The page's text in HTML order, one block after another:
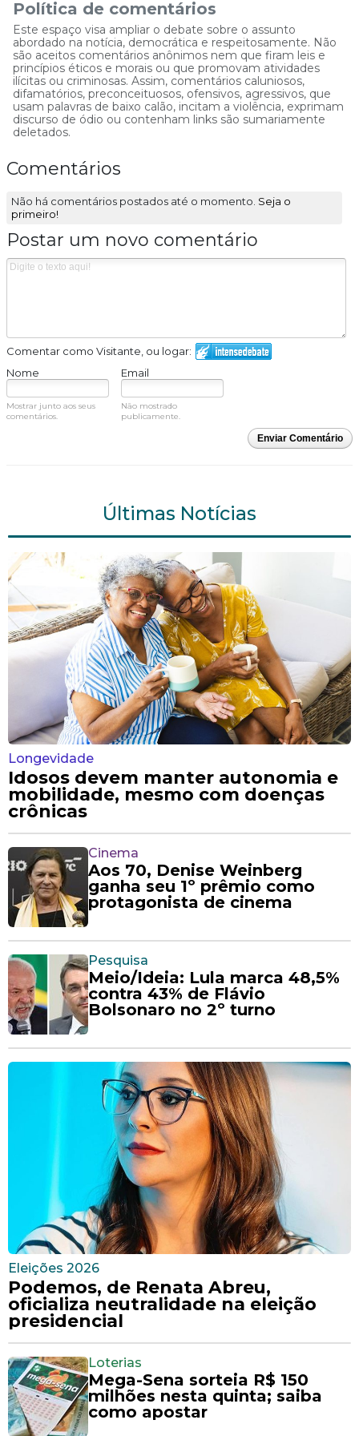
Política de comentários
Este espaço visa ampliar o debate sobre o assunto
abordado na notícia, democrática e respeitosamente. Não
são aceitos comentários anônimos nem que firam leis e
princípios éticos e morais ou que promovam atividades
ilícitas ou criminosas. Assim, comentários caluniosos,
difamatórios, preconceituosos, ofensivos, agressivos, que
usam palavras de baixo calão, incitam a violência, exprimam
discurso de ódio ou contenham links são sumariamente
deletados.
Comentários
Não há comentários postados até o momento. Seja o
primeiro!
Postar um novo comentário
Comentar como Visitante, ou logar:
Nome
Email
Mostrar junto aos seus
comentários.
Não mostrado
publicamente.
Enviar Comentário
Últimas Notícias
Longevidade
Idosos devem manter autonomia e
mobilidade, mesmo com doenças
crônicas
Cinema
Aos 70, Denise Weinberg
ganha seu 1º prêmio como
protagonista de cinema
Pesquisa
Meio/Ideia: Lula marca 48,5%
contra 43% de Flávio
Bolsonaro no 2º turno
Eleições 2026
Podemos, de Renata Abreu,
oficializa neutralidade na eleição
presidencial
Loterias
Mega-Sena sorteia R$ 150
milhões nesta quinta; saiba
como apostar